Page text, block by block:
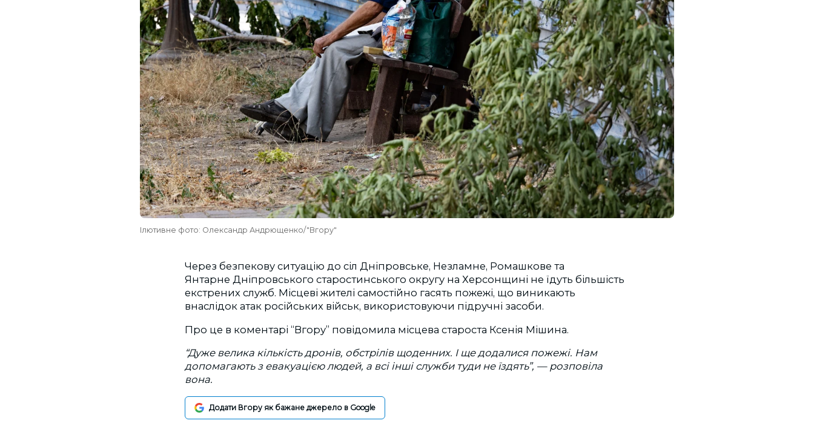
Ілютивне фото: Олександр Андрющенко/"Вгору"
Через безпекову ситуацію до сіл Дніпровське, Незламне, Ромашкове та
Янтарне Дніпровського старостинського округу на Херсонщині не їдуть більшість
екстрених служб. Місцеві жителі самостійно гасять пожежі, що виникають
внаслідок атак російських військ, використовуючи підручні засоби.
Про це в коментарі “Вгору” повідомила місцева староста Ксенія Мішина.
“Дуже велика кількість дронів, обстрілів щоденних. І ще додалися пожежі. Нам
допомагають з евакуацією людей, а всі інші служби туди не їздять”, — розповіла
вона.
Додати Вгору як бажане джерело в Google